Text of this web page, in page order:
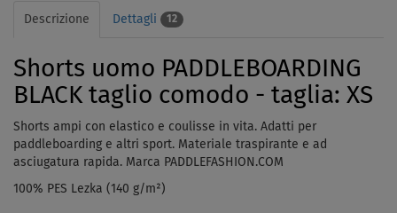
Descrizione Dettagli 12
Shorts uomo PADDLEBOARDING
BLACK taglio comodo - taglia: XS
Shorts ampi con elastico e coulisse in vita. Adatti per
paddleboarding e altri sport. Materiale traspirante e ad
asciugatura rapida. Marca PADDLEFASHION.COM
100% PES Lezka (140 g/m²)